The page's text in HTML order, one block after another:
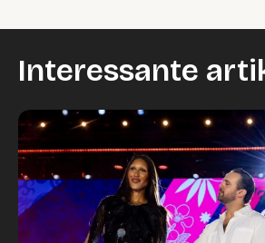
Interessante